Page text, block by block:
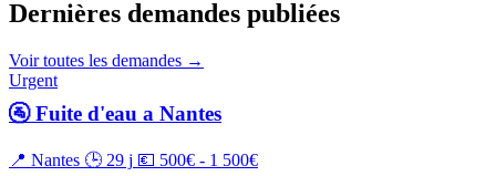
Dernières demandes publiées
Voir toutes les demandes →
Urgent
🚰 Fuite d'eau a Nantes
📍 Nantes 🕒 29 j 💶 500€ - 1 500€